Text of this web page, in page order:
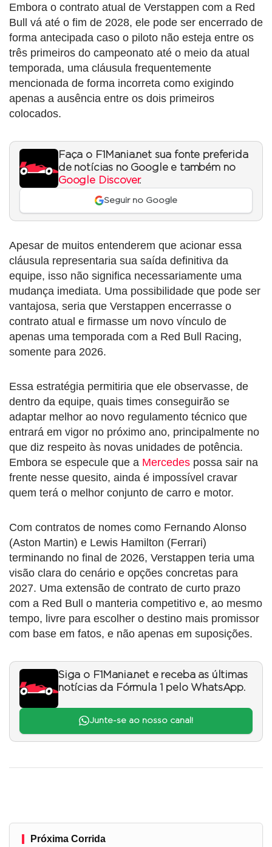
Embora o contrato atual de Verstappen com a Red
Bull vá até o fim de 2028, ele pode ser encerrado de
forma antecipada caso o piloto não esteja entre os
três primeiros do campeonato até o meio da atual
temporada, uma cláusula frequentemente
mencionada de forma incorreta como exigindo
apenas a ausência entre os dois primeiros
colocados.
Faça o F1Mania.net sua fonte preferida
de notícias no Google e também no
Google Discover.
Seguir no Google
Apesar de muitos entenderem que acionar essa
cláusula representaria sua saída definitiva da
equipe, isso não significa necessariamente uma
mudança imediata. Uma possibilidade que pode ser
vantajosa, seria que Verstappen encerrasse o
contrato atual e firmasse um novo vínculo de
apenas uma temporada com a Red Bull Racing,
somente para 2026.
Essa estratégia permitiria que ele observasse, de
dentro da equipe, quais times conseguirão se
adaptar melhor ao novo regulamento técnico que
entrará em vigor no próximo ano, principalmente no
que diz respeito às novas unidades de potência.
Embora se especule que a Mercedes possa sair na
frente nesse quesito, ainda é impossível cravar
quem terá o melhor conjunto de carro e motor.
Com contratos de nomes como Fernando Alonso
(Aston Martin) e Lewis Hamilton (Ferrari)
terminando no final de 2026, Verstappen teria uma
visão clara do cenário e opções concretas para
2027. Uma extensão de contrato de curto prazo
com a Red Bull o manteria competitivo e, ao mesmo
tempo, livre para escolher o destino mais promissor
com base em fatos, e não apenas em suposições.
Siga o F1Mania.net e receba as últimas
notícias da Fórmula 1 pelo WhatsApp.
Junte-se ao nosso canal!
Próxima Corrida